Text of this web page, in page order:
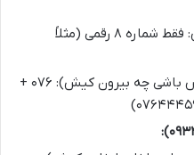
از تلفن ثابت داخل کیش: فقط شماره ۸ رقمی (مثلاً
از موبایل (چه داخل کیش باشی چه بیرون کیش): ۰۷۶ +